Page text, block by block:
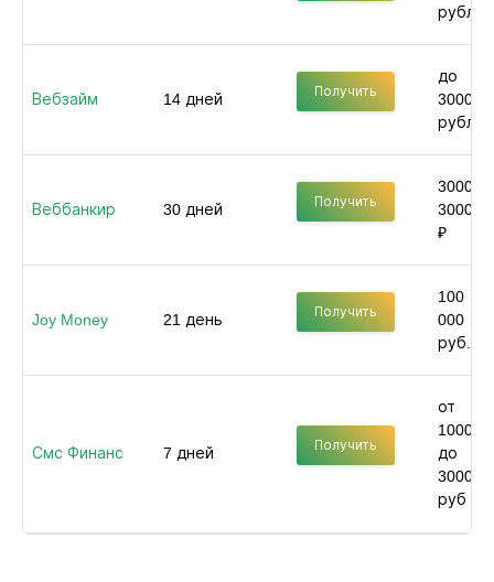
рублей
Вебзайм 14 дней Получить
до
30000
рублей
Веббанкир 30 дней Получить
3000 -
30000
₽
Joy Money 21 день Получить
100
000
руб.
Смс Финанс 7 дней Получить
от
1000
до
30000
руб